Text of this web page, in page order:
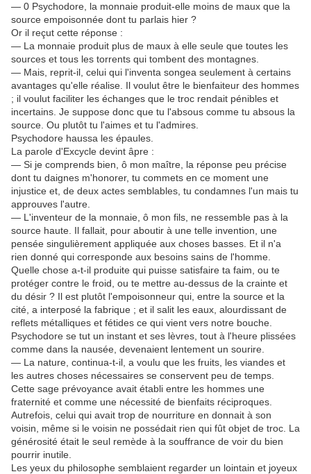
— 0 Psychodore, la monnaie produit-elle moins de maux que la
source empoisonnée dont tu parlais hier ?
Or il reçut cette réponse :
— La monnaie produit plus de maux à elle seule que toutes les
sources et tous les torrents qui tombent des montagnes.
— Mais, reprit-il, celui qui l'inventa songea seulement à certains
avantages qu'elle réalise. Il voulut être le bienfaiteur des hommes
; il voulut faciliter les échanges que le troc rendait pénibles et
incertains. Je suppose donc que tu l'absous comme tu absous la
source. Ou plutôt tu l'aimes et tu l'admires.
Psychodore haussa les épaules.
La parole d'Excycle devint âpre :
— Si je comprends bien, ô mon maître, la réponse peu précise
dont tu daignes m'honorer, tu commets en ce moment une
injustice et, de deux actes semblables, tu condamnes l'un mais tu
approuves l'autre.
— L'inventeur de la monnaie, ô mon fils, ne ressemble pas à la
source haute. Il fallait, pour aboutir à une telle invention, une
pensée singulièrement appliquée aux choses basses. Et il n'a
rien donné qui corresponde aux besoins sains de l'homme.
Quelle chose a-t-il produite qui puisse satisfaire ta faim, ou te
protéger contre le froid, ou te mettre au-dessus de la crainte et
du désir ? Il est plutôt l'empoisonneur qui, entre la source et la
cité, a interposé la fabrique ; et il salit les eaux, alourdissant de
reflets métalliques et fétides ce qui vient vers notre bouche.
Psychodore se tut un instant et ses lèvres, tout à l'heure plissées
comme dans la nausée, devenaient lentement un sourire.
— La nature, continua-t-il, a voulu que les fruits, les viandes et
les autres choses nécessaires se conservent peu de temps.
Cette sage prévoyance avait établi entre les hommes une
fraternité et comme une nécessité de bienfaits réciproques.
Autrefois, celui qui avait trop de nourriture en donnait à son
voisin, même si le voisin ne possédait rien qui fût objet de troc. La
générosité était le seul remède à la souffrance de voir du bien
pourrir inutile.
Les yeux du philosophe semblaient regarder un lointain et joyeux